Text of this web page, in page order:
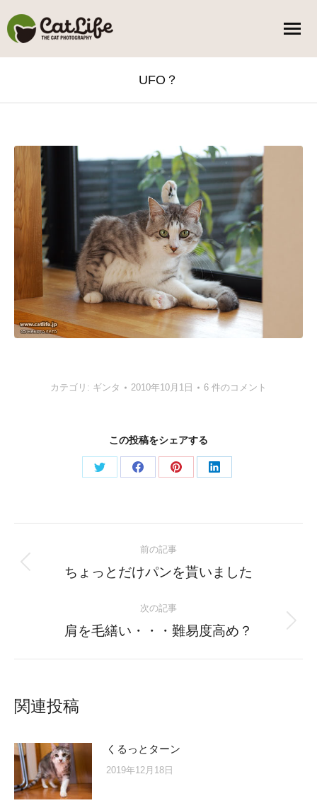
UFO？
カテゴリ: ギンタ 2010年10月1日 6 件のコメント
この投稿をシェアする
Share
Share
Share
Share
navigation
前の記事
Previous
ちょっとだけパンを貰いました
次の記事
Next
肩を毛繕い・・・難易度高め？
関連投稿
くるっとターン
2019年12月18日